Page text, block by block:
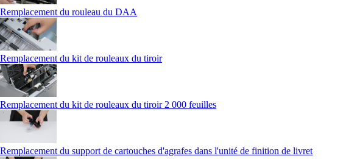
Remplacement du rouleau du DAA
Remplacement du kit de rouleaux du tiroir
Remplacement du kit de rouleaux du tiroir 2 000 feuilles
Remplacement du support de cartouches d'agrafes dans l'unité de finition de livret